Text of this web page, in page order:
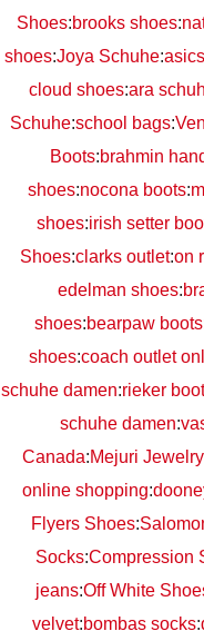
Shoes:brooks shoes:
shoes:Joya Schuhe:
cloud shoes:ara
Schuhe:school bags:
Boots:brahmin
shoes:nocona boots:
shoes:irish setter
Shoes:clarks outlet:on
edelman shoes:
shoes:bearpaw boots
shoes:coach outlet
schuhe damen:rieker
schuhe damen:
Canada:Mejuri Jewelry
online shopping:
Flyers Shoes:
Socks:Compression
jeans:Off White
velvet:bombas socks: